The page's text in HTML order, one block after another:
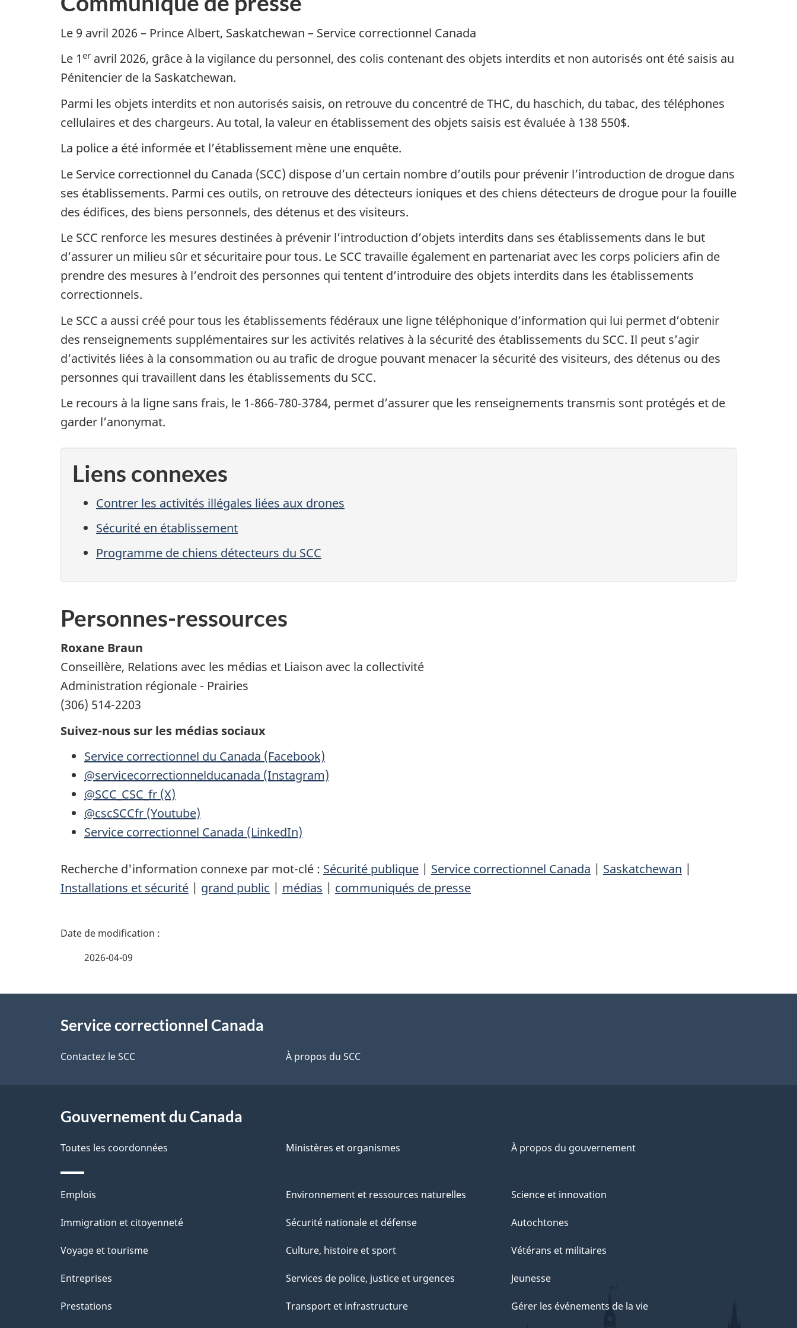
Le 9 avril 2026 – Prince Albert, Saskatchewan – Service correctionnel Canada
Le 1 er avril 2026, grâce à la vigilance du personnel, des colis contenant des objets interdits et non autorisés ont été saisis au
Pénitencier de la Saskatchewan.
Parmi les objets interdits et non autorisés saisis, on retrouve du concentré de THC, du haschich, du tabac, des téléphones
cellulaires et des chargeurs. Au total, la valeur en établissement des objets saisis est évaluée à 138 550$.
La police a été informée et l’établissement mène une enquête.
Le Service correctionnel du Canada (SCC) dispose d’un certain nombre d’outils pour prévenir l’introduction de drogue dans
ses établissements. Parmi ces outils, on retrouve des détecteurs ioniques et des chiens détecteurs de drogue pour la fouille
des édifices, des biens personnels, des détenus et des visiteurs.
Le SCC renforce les mesures destinées à prévenir l’introduction d’objets interdits dans ses établissements dans le but
d’assurer un milieu sûr et sécuritaire pour tous. Le SCC travaille également en partenariat avec les corps policiers afin de
prendre des mesures à l’endroit des personnes qui tentent d’introduire des objets interdits dans les établissements
correctionnels.
Le SCC a aussi créé pour tous les établissements fédéraux une ligne téléphonique d’information qui lui permet d’obtenir
des renseignements supplémentaires sur les activités relatives à la sécurité des établissements du SCC. Il peut s’agir
d’activités liées à la consommation ou au trafic de drogue pouvant menacer la sécurité des visiteurs, des détenus ou des
personnes qui travaillent dans les établissements du SCC.
Le recours à la ligne sans frais, le 1‑866‑780‑3784, permet d’assurer que les renseignements transmis sont protégés et de
garder l’anonymat.
Liens connexes
Contrer les activités illégales liées aux drones
Sécurité en établissement
Programme de chiens détecteurs du SCC
Personnes-ressources
Roxane Braun
Conseillère, Relations avec les médias et Liaison avec la collectivité
Administration régionale - Prairies
(306) 514-2203
Suivez-nous sur les médias sociaux
Service correctionnel du Canada (Facebook)
@servicecorrectionnelducanada (Instagram)
@SCC_CSC_fr (X)
@cscSCCfr (Youtube)
Service correctionnel Canada (LinkedIn)
Recherche d'information connexe par mot-clé : Sécurité publique | Service correctionnel Canada | Saskatchewan |
Installations et sécurité | grand public | médias | communiqués de presse
D
a
d
e
l
2026-04-09
proposService correctionnel Canada
Contactez le SCC À propos du SCC
Gouvernement du Canada
Toutes les coordonnées Ministères et organismes À propos du gouvernement
Thèmes
et
Emplois
Immigration et citoyenneté
Voyage et tourisme
Entreprises
Prestations
Environnement et ressources naturelles
Sécurité nationale et défense
Culture, histoire et sport
Services de police, justice et urgences
Transport et infrastructure
Science et innovation
Autochtones
Vétérans et militaires
Jeunesse
Gérer les événements de la vie